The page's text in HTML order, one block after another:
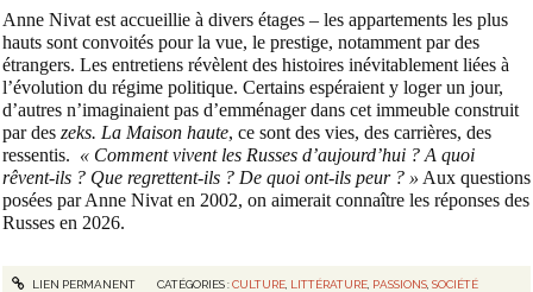
Anne Nivat est accueillie à divers étages – les appartements les plus
hauts sont convoités pour la vue, le prestige, notamment par des
étrangers. Les entretiens révèlent des histoires inévitablement liées à
l’évolution du régime politique. Certains espéraient y loger un jour,
d’autres n’imaginaient pas d’emménager dans cet immeuble construit
par des zeks. La Maison haute, ce sont des vies, des carrières, des
ressentis. « Comment vivent les Russes d’aujourd’hui ? A quoi
rêvent-ils ? Que regrettent-ils ? De quoi ont-ils peur ? » Aux questions
posées par Anne Nivat en 2002, on aimerait connaître les réponses des
Russes en 2026.
LIEN PERMANENT CATÉGORIES :CULTURE, LITTÉRATURE, PASSIONS, SOCIÉTÉ